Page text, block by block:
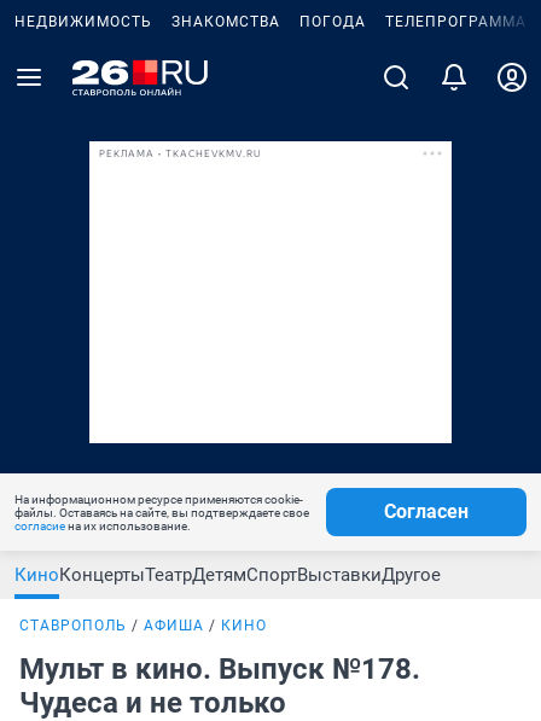
НЕДВИЖИМОСТЬ ЗНАКОМСТВА ПОГОДА ТЕЛЕПРОГРАММА
РЕКЛАМА • TKACHEVKMV.RU
На информационном ресурсе применяются cookie-
файлы. Оставаясь на сайте, вы подтверждаете свое
согласиена их использование.
Согласен
КиноКонцертыТеатрДетямСпортВыставкиДругое
СТАВРОПОЛЬ АФИША КИНО
Мульт в кино. Выпуск №178.
Чудеса и не только